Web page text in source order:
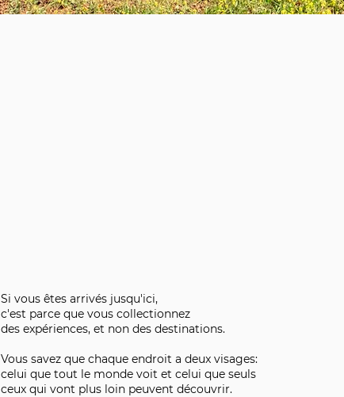
Si vous êtes arrivés jusqu'ici,
c'est parce que vous collectionnez
des expériences, et non des destinations.
Vous savez que chaque endroit a deux visages:
celui que tout le monde voit et celui que seuls
ceux qui vont plus loin peuvent découvrir.